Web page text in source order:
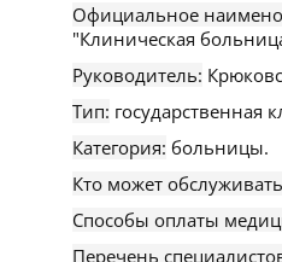
Официальное
"Клиническая
Руководитель:
Тип: государственная
Категория: больницы.
Кто может
Способы оплаты
Перечень